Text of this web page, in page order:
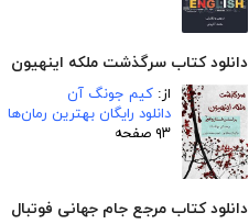
دانلود کتاب سرگذشت ملکه اینهیون
از: کیم جونگ آن
دانلود رایگان بهترین رمان‌ها
۹۳ صفحه
دانلود کتاب مرجع جام جهانی فوتبال